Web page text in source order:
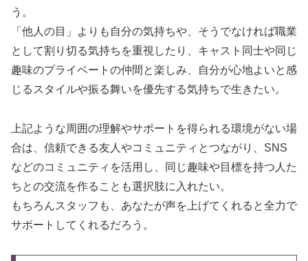
う。
「他人の目」よりも自分の気持ちや、そうでなければ職業
として割り切る気持ちを重視したり、キャスト同士や同じ
趣味のプライベートの仲間と楽しみ、自分が心地よいと感
じるスタイルや振る舞いを優先する気持ちで生きたい。
上記ような周囲の理解やサポートを得られる環境がない場
合は、信頼できる友人やコミュニティとつながり、SNS
などのコミュニティを活用し、同じ趣味や目標を持つ人た
ちとの交流を作ることも選択肢に入れたい。
もちろんスタッフも、あなたが声を上げてくれると全力で
サポートしてくれるだろう。